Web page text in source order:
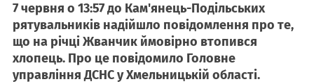
7 червня о 13:57 до Кам'янець-Подільських
рятувальників надійшло повідомлення про те,
що на річці Жванчик ймовірно втопився
хлопець. Про це повідомило Головне
управління ДСНС у Хмельницькій області.